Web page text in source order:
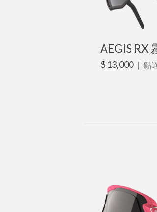
AEGIS RX
$ 13,000 ｜ 點